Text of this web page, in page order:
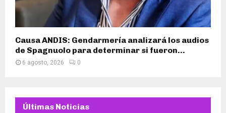
Causa ANDIS: Gendarmería analizará los audios
de Spagnuolo para determinar si fueron...
6 agosto, 2026 0
Últimas Noticias